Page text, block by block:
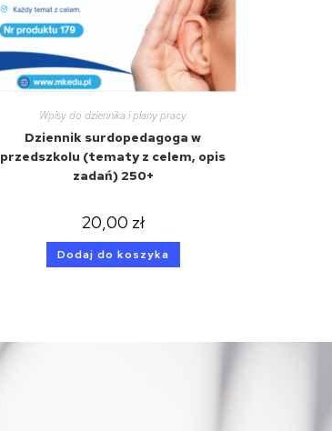
Wpisy do dziennika i plany pracy
Dziennik surdopedagoga w
przedszkolu (tematy z celem, opis
zadań) 250+
20,00 zł
Dodaj do koszyka